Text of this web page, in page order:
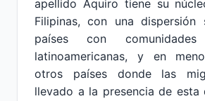
apellido Aquiro tiene su
Filipinas, con una dispersión
países con
latinoamericanas, y en
otros países donde las
llevado a la presencia de esta